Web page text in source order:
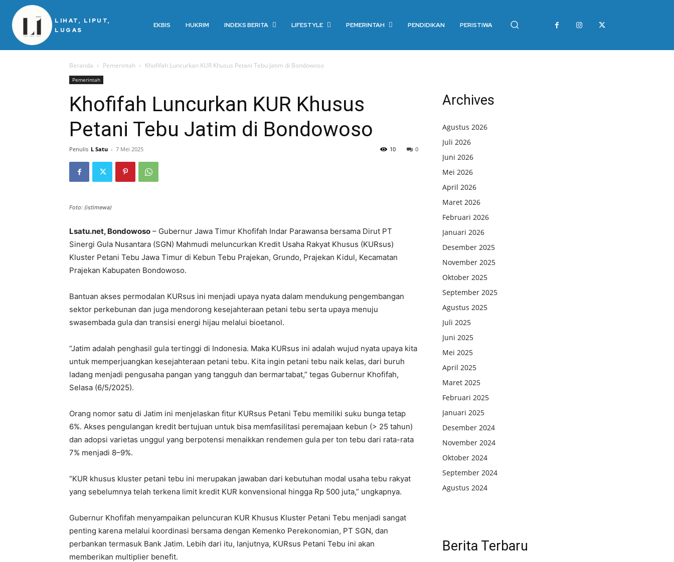
LIHAT, LIPUT,
LUGAS
EKBIS HUKRIM INDEKS BERITA LIFESTYLE PEMERINTAH PENDIDIKAN PERISTIWA
Beranda Pemerintah Khofifah Luncurkan KUR Khusus Petani Tebu Jatim di Bondowoso
Pemerintah
Khofifah Luncurkan KUR Khusus
Petani Tebu Jatim di Bondowoso
Penulis L Satu - 7 Mei 2025 0
10
Foto: (istimewa)
Lsatu.net, Bondowoso – Gubernur Jawa Timur Khofifah Indar Parawansa bersama Dirut PT
Sinergi Gula Nusantara (SGN) Mahmudi meluncurkan Kredit Usaha Rakyat Khusus (KURsus)
Kluster Petani Tebu Jawa Timur di Kebun Tebu Prajekan, Grundo, Prajekan Kidul, Kecamatan
Prajekan Kabupaten Bondowoso.
Bantuan akses permodalan KURsus ini menjadi upaya nyata dalam mendukung pengembangan
sektor perkebunan dan juga mendorong kesejahteraan petani tebu serta upaya menuju
swasembada gula dan transisi energi hijau melalui bioetanol.
“Jatim adalah penghasil gula tertinggi di Indonesia. Maka KURsus ini adalah wujud nyata upaya kita
untuk memperjuangkan kesejahteraan petani tebu. Kita ingin petani tebu naik kelas, dari buruh
ladang menjadi pengusaha pangan yang tangguh dan bermartabat,” tegas Gubernur Khofifah,
Selasa (6/5/2025).
Orang nomor satu di Jatim ini menjelaskan fitur KURsus Petani Tebu memiliki suku bunga tetap
6%. Akses pengulangan kredit bertujuan untuk bisa memfasilitasi peremajaan kebun (> 25 tahun)
dan adopsi varietas unggul yang berpotensi menaikkan rendemen gula per ton tebu dari rata-rata
7% menjadi 8–9%.
“KUR khusus kluster petani tebu ini merupakan jawaban dari kebutuhan modal usaha tebu rakyat
yang sebelumnya telah terkena limit kredit KUR konvensional hingga Rp 500 juta,” ungkapnya.
Gubernur Khofifah menyampaikan peluncuran KUR Khusus Kluster Petani Tebu menjadi sangat
penting karena melalui koordinasi bersama dengan Kemenko Perekonomian, PT SGN, dan
perbankan termasuk Bank Jatim. Lebih dari itu, lanjutnya, KURsus Petani Tebu ini akan
memberikan multiplier benefit.
Archives
Agustus 2026
Juli 2026
Juni 2026
Mei 2026
April 2026
Maret 2026
Februari 2026
Januari 2026
Desember 2025
November 2025
Oktober 2025
September 2025
Agustus 2025
Juli 2025
Juni 2025
Mei 2025
April 2025
Maret 2025
Februari 2025
Januari 2025
Desember 2024
November 2024
Oktober 2024
September 2024
Agustus 2024
Berita Terbaru